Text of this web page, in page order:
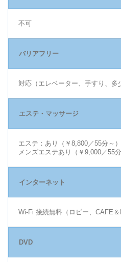
不可
バリアフリー
対応（エレベーター、手すり、多
エステ・マッサージ
エステ：あり（￥8,800／55分～
メンズエステあり（￥9,000／55分
インターネット
Wi-Fi 接続無料（ロビー、CAFE＆
DVD